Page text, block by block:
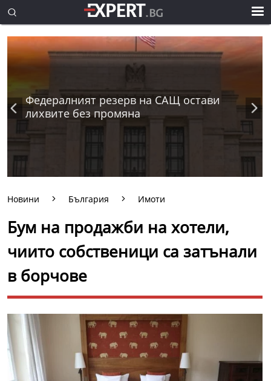
Федералният резерв на САЩ остави
лихвите без промяна
Новини България Имоти
Бум на продажби на хотели,
чиито собственици са затънали
в борчове